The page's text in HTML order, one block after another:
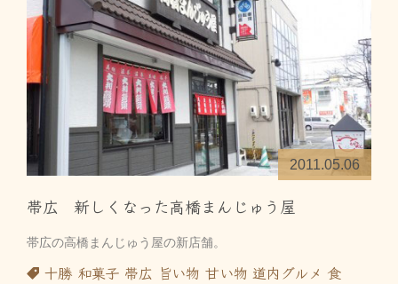
2011.05.06
帯広 新しくなった高橋まんじゅう屋
帯広の高橋まんじゅう屋の新店舗。
十勝 和菓子 帯広 旨い物 甘い物 道内グルメ 食